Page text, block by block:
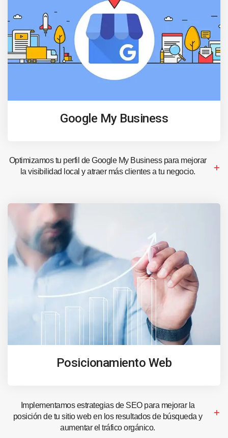
Google My Business
Optimizamos tu perfil de Google My Business para mejorar
la visibilidad local y atraer más clientes a tu negocio.
Posicionamiento Web
Implementamos estrategias de SEO para mejorar la
posición de tu sitio web en los resultados de búsqueda y
aumentar el tráfico orgánico.